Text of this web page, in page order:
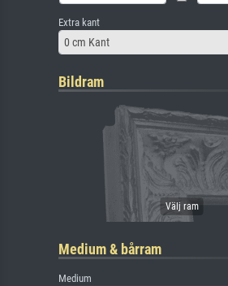
Extra kant
0 cm Kant
Bildram
Medium & bårram
Medium